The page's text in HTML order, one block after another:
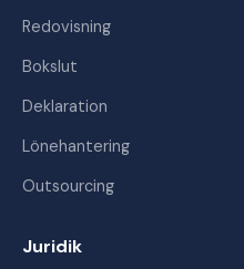
Redovisning
Bokslut
Deklaration
Lönehantering
Outsourcing
Juridik